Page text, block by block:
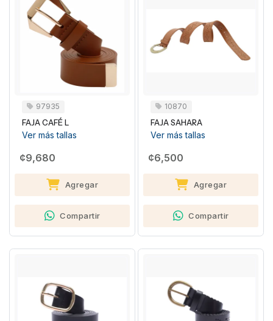
97935
FAJA CAFÉ L
Ver más tallas
¢9,680
Agregar
Compartir
10870
FAJA SAHARA
Ver más tallas
¢6,500
Agregar
Compartir